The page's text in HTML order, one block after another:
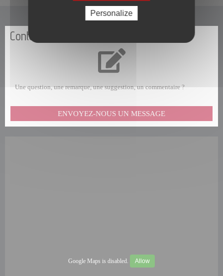
Contactez-nous
Une question, une remarque, une suggestion, un commentaire ?
ENVOYEZ-NOUS UN MESSAGE
Google Maps is disabled. Allow
Personalize